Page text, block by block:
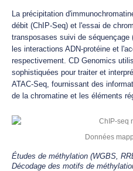
La précipitation
débit (ChIP-Seq) et l'essai de
transposases suivi de séquençage
les interactions ADN-protéine et
respectivement. CD Genomics
sophistiquées pour traiter et
ATAC-Seq, fournissant des
de la chromatine et les éléments
Données
Études de méthylation (WGBS,
Décodage des motifs de